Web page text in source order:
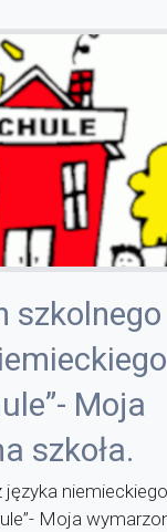
Moja
szkoła.
języka
Moja